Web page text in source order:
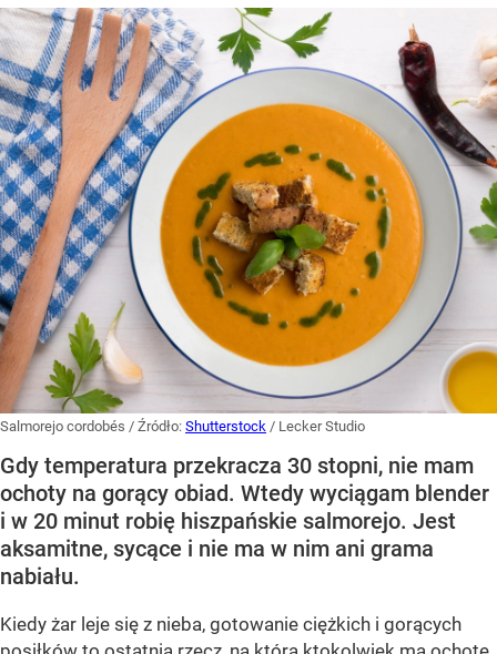
Salmorejo cordobés / Źródło: Shutterstock / Lecker Studio
Gdy temperatura przekracza 30 stopni, nie mam
ochoty na gorący obiad. Wtedy wyciągam blender
i w 20 minut robię hiszpańskie salmorejo. Jest
aksamitne, sycące i nie ma w nim ani grama
nabiału.
Kiedy żar leje się z nieba, gotowanie ciężkich i gorących